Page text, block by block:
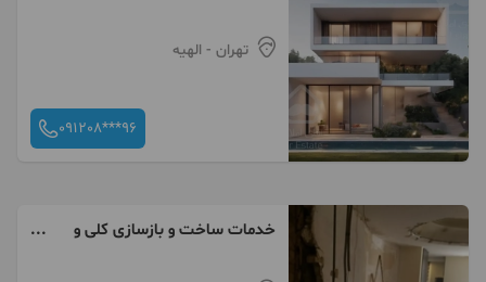
تهران - الهیه
091208***96
خدمات ساخت و بازسازی کلی و